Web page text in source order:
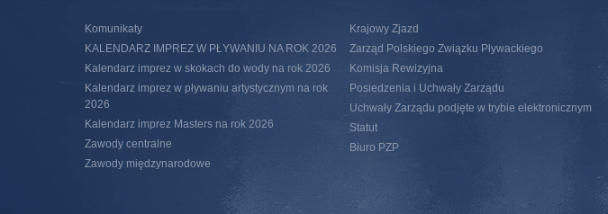
Komunikaty
KALENDARZ IMPREZ W PŁYWANIU NA ROK 2026
Kalendarz imprez w skokach do wody na rok 2026
Kalendarz imprez w pływaniu artystycznym na rok
2026
Kalendarz imprez Masters na rok 2026
Zawody centralne
Zawody międzynarodowe
Krajowy Zjazd
Zarząd Polskiego Związku Pływackiego
Komisja Rewizyjna
Posiedzenia i Uchwały Zarządu
Uchwały Zarządu podjęte w trybie elektronicznym
Statut
Biuro PZP